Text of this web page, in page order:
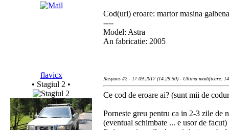
Cod(uri) eroare: martor masina
----
Model: Astra
An fabricatie: 2005
flavicx
• Stagiul 2 •
Raspuns #2 - 17.09.2017 (14:29:50) - Ultima modificare:
Ce cod de eroare ai? (sunt mii de
Porneste greu pentru ca in 2-3 zile de
(eventual schimbate ... e usor de